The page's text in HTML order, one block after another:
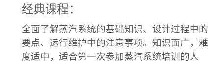
经典课程：
全面了解蒸汽系统的基础知识、设计过程中的
要点、运行维护中的注意事项。知识面广，难
度适中，适合第一次参加蒸汽系统培训的人